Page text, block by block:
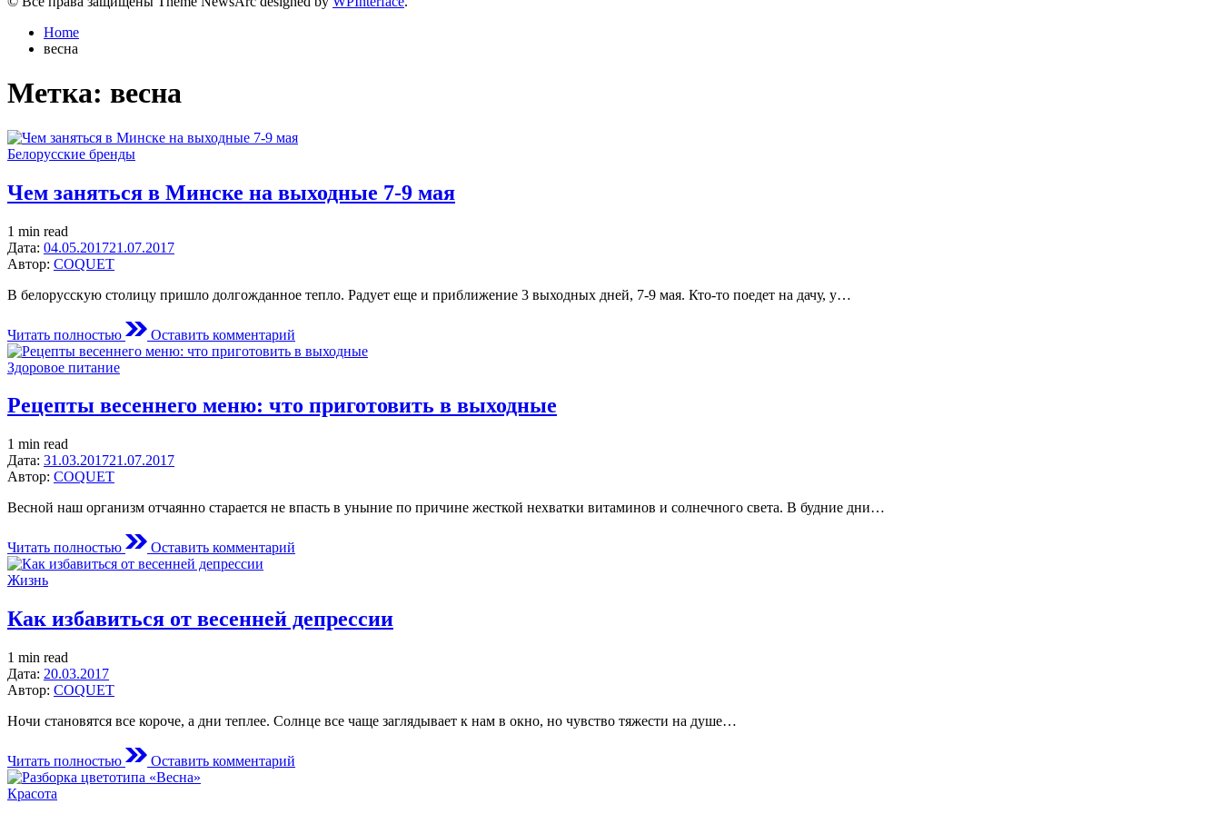
Home
весна
Метка: весна
Posted
Белорусские бренды
Чем заняться в Минске на выходные 7-9 мая
Estimated
read
time
1 min read
Дата: 04.05.201721.07.2017
Автор: COQUET
В белорусскую столицу пришло долгожданное тепло. Радует еще и приближение 3 выходных дней, 7-9 мая. Кто-то поедет на дачу, у…
Читать полностью Оставить комментарийЧем
заняться
на
Posted
Здоровое питание
Рецепты весеннего меню: что приготовить в выходные
Estimated
read
time
1 min read
Дата: 31.03.201721.07.2017
Автор: COQUET
Весной наш организм отчаянно старается не впасть в уныние по причине жесткой нехватки витаминов и солнечного света. В будние дни…
Читать полностью Оставить комментарийРецепты
приготовить
Posted
Жизнь
Как избавиться от весенней депрессии
Estimated
read
time
1 min read
Дата: 20.03.2017
Автор: COQUET
Ночи становятся все короче, а дни теплее. Солнце все чаще заглядывает к нам в окно, но чувство тяжести на душе…
Читать полностью Оставить комментарийКак
Posted
Красота